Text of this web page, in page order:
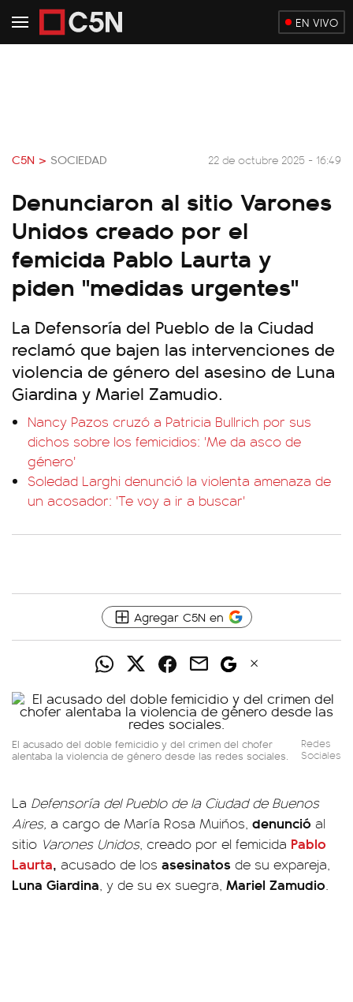
EN VIVO
C5N > SOCIEDAD 22 de octubre 2025 - 16:49
Denunciaron al sitio Varones
Unidos creado por el
femicida Pablo Laurta y
piden "medidas urgentes"
La Defensoría del Pueblo de la Ciudad
reclamó que bajen las intervenciones de
violencia de género del asesino de Luna
Giardina y Mariel Zamudio.
Nancy Pazos cruzó a Patricia Bullrich por sus
dichos sobre los femicidios: 'Me da asco de
género'
Soledad Larghi denunció la violenta amenaza de
un acosador: 'Te voy a ir a buscar'
Agregar C5N en
El acusado del doble femicidio y del crimen del chofer
alentaba la violencia de género desde las redes sociales.
Redes
Sociales
La Defensoría del Pueblo de la Ciudad de Buenos
Aires, a cargo de María Rosa Muiños, denunció al
sitio Varones Unidos, creado por el femicida Pablo
Laurta, acusado de los asesinatos de su expareja,
Luna Giardina, y de su ex suegra, Mariel Zamudio.